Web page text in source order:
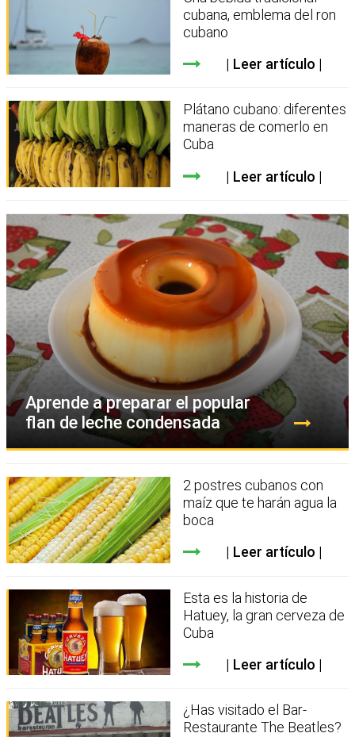
cubana, emblema del ron
cubano
Leer artículo
Plátano cubano: diferentes
maneras de comerlo en
Cuba
Leer artículo
Aprende a preparar el popular
flan de leche condensada
2 postres cubanos con
maíz que te harán agua la
boca
Leer artículo
Esta es la historia de
Hatuey, la gran cerveza de
Cuba
Leer artículo
¿Has visitado el Bar-
Restaurante The Beatles?